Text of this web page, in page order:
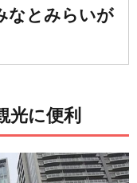
なとみらいが
光に便利